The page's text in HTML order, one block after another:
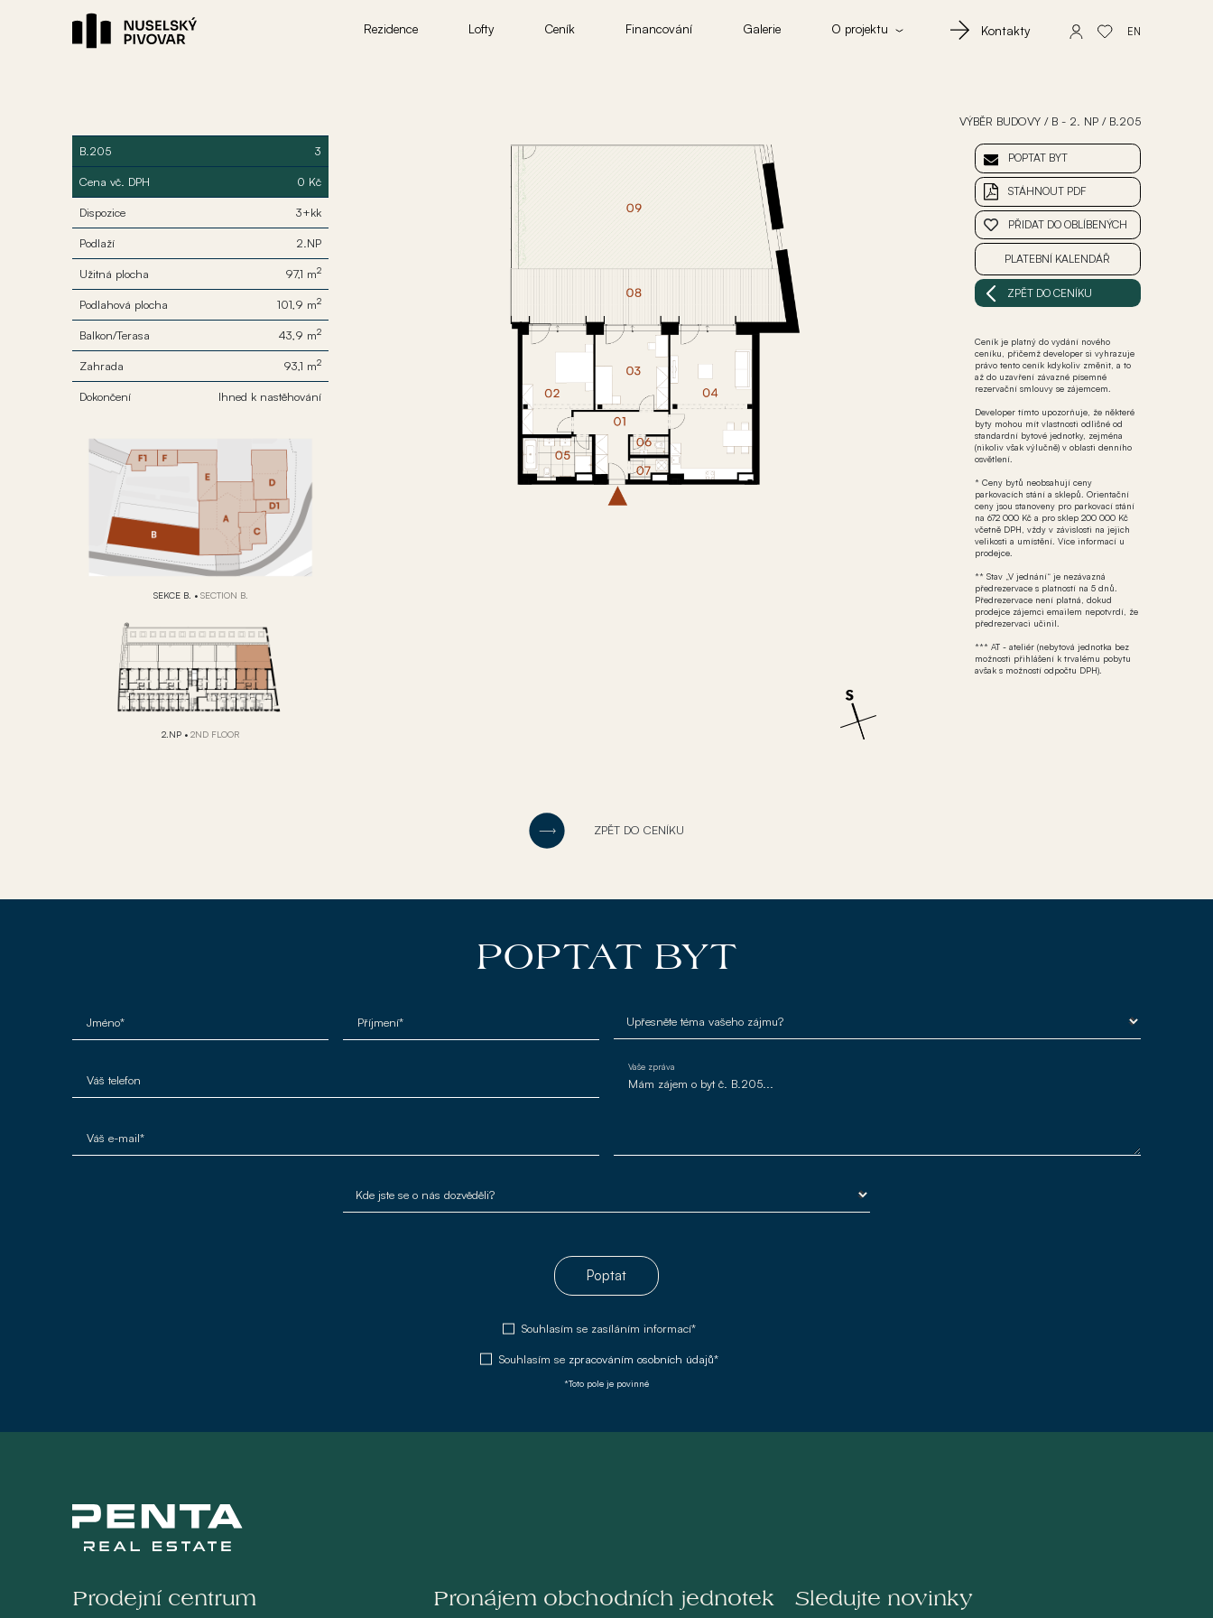
Rezidence Lofty Ceník Financování Galerie O projektu Kontakty EN
B.205 3
Cena vč. DPH 0 Kč
Dispozice 3+kk
Podlaží 2.NP
Užitná plocha 97,1 m2
Podlahová plocha 101,9 m2
Balkon/Terasa 43,9 m2
Zahrada 93,1 m2
Dokončení Ihned k nastěhování
SEKCE B. • SECTION B.
2.NP • 2ND FLOOR
VÝBĚR BUDOVY / B - 2. NP / B.205
POPTAT BYT
STÁHNOUT PDF
PŘIDAT DO OBLÍBENÝCH
PLATEBNÍ KALENDÁŘ
ZPĚT DO CENÍKU
Ceník je platný do vydání nového
ceníku, přičemž developer si vyhrazuje
právo tento ceník kdykoliv změnit, a to
až do uzavření závazné písemné
rezervační smlouvy se zájemcem.
Developer tímto upozorňuje, že některé
byty mohou mít vlastnosti odlišné od
standardní bytové jednotky, zejména
(nikoliv však výlučně) v oblasti denního
osvětlení.
* Ceny bytů neobsahují ceny
parkovacích stání a sklepů. Orientační
ceny jsou stanoveny pro parkovací stání
na 672 000 Kč a pro sklep 200 000 Kč
včetně DPH, vždy v závislosti na jejich
velikosti a umístění. Více informací u
prodejce.
** Stav „V jednání“ je nezávazná
předrezervace s platností na 5 dnů.
Předrezervace není platná, dokud
prodejce zájemci emailem nepotvrdí, že
předrezervaci učinil.
*** AT - ateliér (nebytová jednotka bez
možnosti přihlášení k trvalému pobytu
avšak s možností odpočtu DPH).
ZPĚT DO CENÍKU
POPTAT BYT
Jméno* Příjmení*
Váš telefon
Váš e-mail*
Vaše zpráva
Poptat
Souhlasím se zasíláním informací*
Souhlasím se zpracováním osobních údajů*
*Toto pole je povinné
Prodejní centrum Pronájem obchodních jednotek Sledujte novinky